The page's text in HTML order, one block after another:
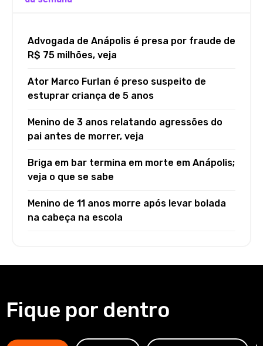
Advogada de Anápolis é presa por fraude de
R$ 75 milhões, veja
Ator Marco Furlan é preso suspeito de
estuprar criança de 5 anos
Menino de 3 anos relatando agressões do
pai antes de morrer, veja
Briga em bar termina em morte em Anápolis;
veja o que se sabe
Menino de 11 anos morre após levar bolada
na cabeça na escola
Fique por dentro